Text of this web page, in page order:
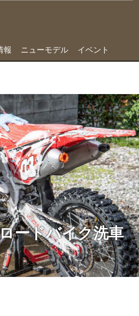
報 ニューモデル イベント
ードバイク洗車